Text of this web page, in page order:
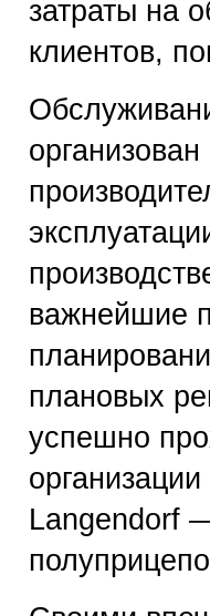
затраты на
клиентов,
важнейшие
плановых
успешно
Langendorf